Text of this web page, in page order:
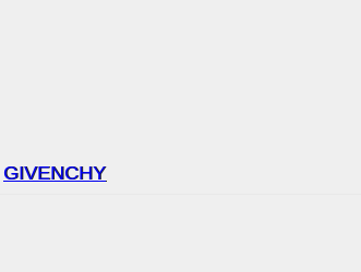
GIVENCHY